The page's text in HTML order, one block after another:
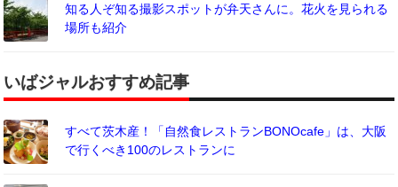
知る人ぞ知る撮影スポットが弁天さんに。花火を見られる
場所も紹介
いばジャルおすすめ記事
すべて茨木産！「自然食レストランBONOcafe」は、大阪
で行くべき100のレストランに